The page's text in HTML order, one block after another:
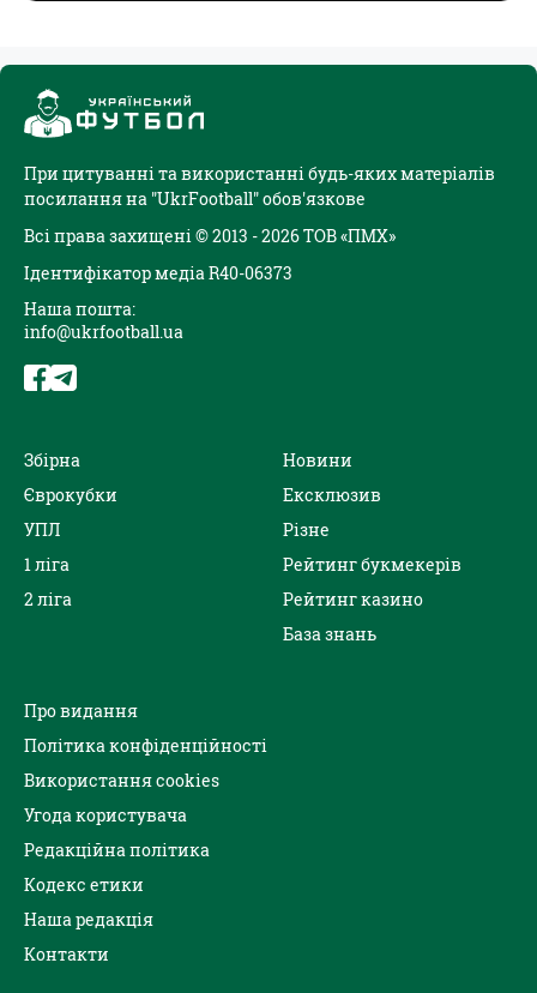
При цитуванні та використанні будь-яких матеріалів
посилання на "UkrFootball" обов'язкове
Всі права захищені © 2013 - 2026 ТОВ «ПМХ»
Ідентифікатор медіа R40-06373
Наша пошта:
info@ukrfootball.ua
Збірна
Єврокубки
УПЛ
1 ліга
2 ліга
Новини
Ексклюзив
Різне
Рейтинг букмекерів
Рейтинг казино
База знань
Про видання
Політика конфіденційності
Використання cookies
Угода користувача
Редакційна політика
Кодекс етики
Наша редакція
Контакти